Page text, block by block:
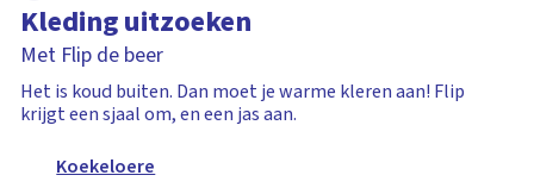
Kleding uitzoeken
Met Flip de beer
Het is koud buiten. Dan moet je warme kleren aan! Flip
krijgt een sjaal om, en een jas aan.
Koekeloere